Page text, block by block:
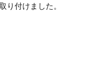
り付けました。